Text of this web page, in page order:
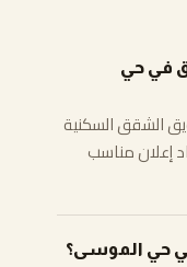
في حي
الشقق السكنية
إعلان مناسب
حي الموسى؟